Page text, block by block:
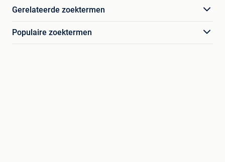
Gerelateerde zoektermen
Populaire zoektermen